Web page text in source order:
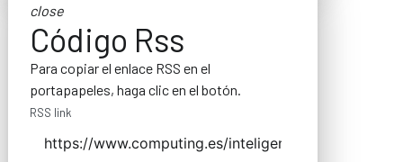
close
Código Rss
Para copiar el enlace RSS en el
portapapeles, haga clic en el botón.
RSS link